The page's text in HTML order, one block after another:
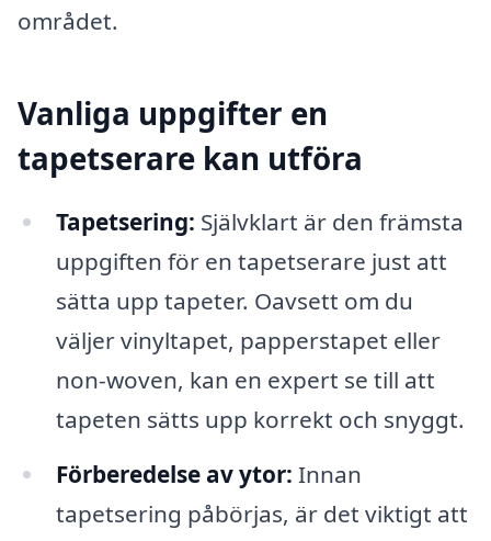
området.
Vanliga uppgifter en
tapetserare kan utföra
Tapetsering: Självklart är den främsta
uppgiften för en tapetserare just att
sätta upp tapeter. Oavsett om du
väljer vinyltapet, papperstapet eller
non-woven, kan en expert se till att
tapeten sätts upp korrekt och snyggt.
Förberedelse av ytor: Innan
tapetsering påbörjas, är det viktigt att